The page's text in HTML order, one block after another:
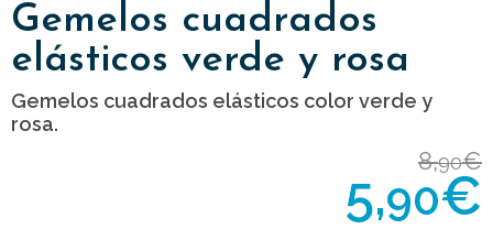
Gemelos cuadrados
elásticos verde y rosa
Gemelos cuadrados elásticos color verde y
rosa.
8,90€
5,90€